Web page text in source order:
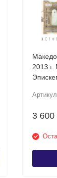
2013
3 600